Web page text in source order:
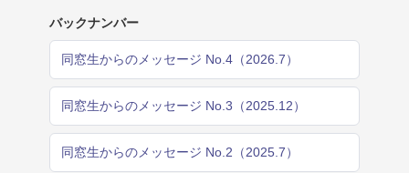
バックナンバー
同窓生からのメッセージ No.4（2026.7）
同窓生からのメッセージ No.3（2025.12）
同窓生からのメッセージ No.2（2025.7）